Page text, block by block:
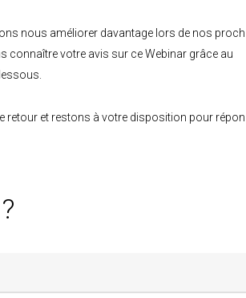
nous améliorer davantage lors de nos
connaître votre avis sur ce Webinar grâce au
retour et restons à votre disposition pour